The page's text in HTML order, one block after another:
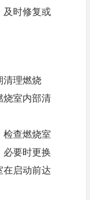
及时修复或
清理燃烧
烧室内部清
检查燃烧室
必要时更换
在启动前达